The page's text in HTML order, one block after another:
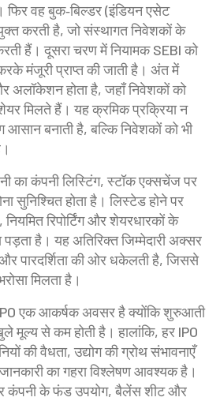
फिर वह बुक‑बिल्डर (इंडियन एसेट
करती है, जो संस्थागत निवेशकों के
हैं। दूसरा चरण में नियामक SEBI को
मंजूरी प्राप्त की जाती है। अंत में
अलॉकेशन होता है, जहाँ निवेशकों को
मिलते हैं। यह क्रमिक प्रक्रिया न
बनाती है, बल्कि निवेशकों को भी
काकंपनी लिस्टिंग,स्टॉक एक्सचेंज पर
सुनिश्चित होता है। लिस्टेड होने पर
नियमित रिपोर्टिंग और शेयरधारकों के
है। यह अतिरिक्त जिम्मेदारी अक्सर
पारदर्शिता की ओर धकेलती है, जिससे
मिलता है।
IPO एक आकर्षक अवसर है क्योंकि शुरुआती
मूल्य से कम होती है। हालांकि, हर IPO
की वैधता, उद्योग की ग्रोथ संभावनाएँ
का गहरा विश्लेषण आवश्यक है।
कंपनी के फंड उपयोग, बैलेंस शीट और